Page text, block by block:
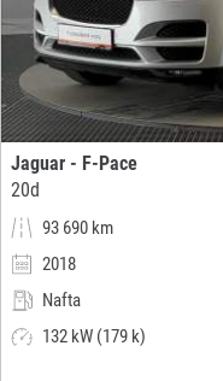
Jaguar - F-Pace
20d
93 690 km
2018
Nafta
132 kW (179 k)